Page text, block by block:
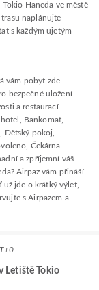
Haneda ve městě
naplánujte
s každým ujetým
vám pobyt zde
bezpečné uložení
a restaurací
Bankomat,
Dětský pokoj,
Čekárna
a zpříjemní váš
Airpaz vám přináší
jde o krátký výlet,
s Airpazem a
Letiště Tokio